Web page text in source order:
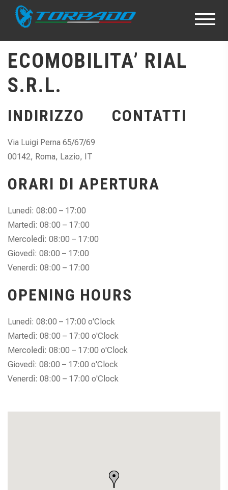
ECOMOBILITA’ RIAL
S.R.L.
INDIRIZZO
Via Luigi Perna 65/67/69
00142, Roma, Lazio, IT
CONTATTI
ORARI DI APERTURA
Lunedì: 08:00 – 17:00
Martedì: 08:00 – 17:00
Mercoledì: 08:00 – 17:00
Giovedì: 08:00 – 17:00
Venerdì: 08:00 – 17:00
OPENING HOURS
Lunedì: 08:00 – 17:00 o'Clock
Martedì: 08:00 – 17:00 o'Clock
Mercoledì: 08:00 – 17:00 o'Clock
Giovedì: 08:00 – 17:00 o'Clock
Venerdì: 08:00 – 17:00 o'Clock